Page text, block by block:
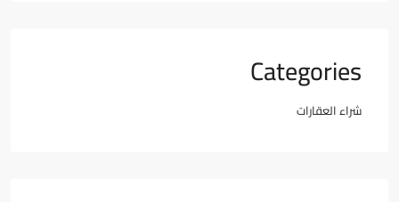
Categories
شراء العقارات